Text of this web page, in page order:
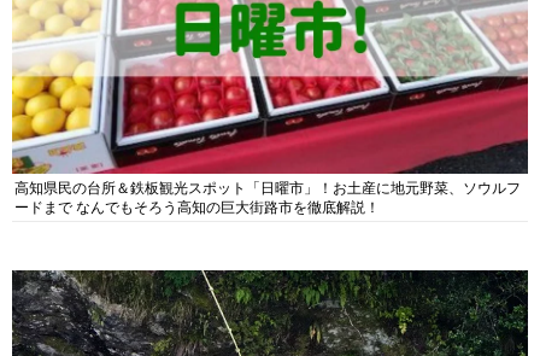
高知県民の台所＆鉄板観光スポット「日曜市」！お土産に地元野菜、ソウルフ
ードまで なんでもそろう高知の巨大街路市を徹底解説！